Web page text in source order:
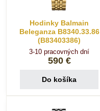
Hodinky Balmain
Beleganza B8340.33.86
(B83403386)
3-10 pracovných dní
590 €
Do košíka